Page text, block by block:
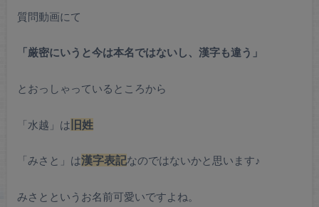
質問動画にて
「厳密にいうと今は本名ではないし、漢字も違う」
とおっしゃっているところから
「水越」は 旧姓
「みさと」は漢字表記なのではないかと思います♪
みさとというお名前可愛いですよね。